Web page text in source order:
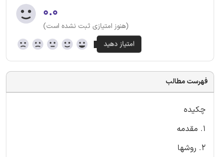
۰.۰
(هنوز امتیازی ثبت نشده است)
فهرست مطالب
چکیده
1. مقدمه
2. روشها